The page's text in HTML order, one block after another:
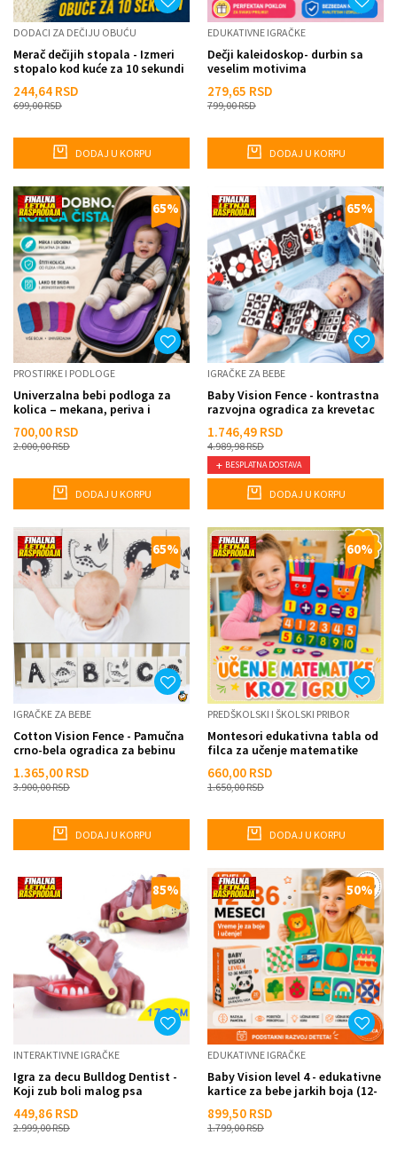
DODACI ZA DEČIJU OBUĆU
Merač dečijih stopala - Izmeri
stopalo kod kuće za 10 sekundi
244,64 RSD
699,00RSD
DODAJ U KORPU
EDUKATIVNE IGRAČKE
Dečji kaleidoskop- durbin sa
veselim motivima
279,65 RSD
799,00RSD
DODAJ U KORPU
65%
PROSTIRKE I PODLOGE
Univerzalna bebi podloga za
kolica – mekana, periva i
700,00 RSD
2.000,00RSD
DODAJ U KORPU
65%
IGRAČKE ZA BEBE
Baby Vision Fence - kontrastna
razvojna ogradica za krevetac
1.746,49 RSD
4.989,98RSD
BESPLATNA DOSTAVA
DODAJ U KORPU
65%
IGRAČKE ZA BEBE
Cotton Vision Fence - Pamučna
crno-bela ogradica za bebinu
1.365,00 RSD
3.900,00RSD
DODAJ U KORPU
60%
PREDŠKOLSKI I ŠKOLSKI PRIBOR
Montesori edukativna tabla od
filca za učenje matematike
660,00 RSD
1.650,00RSD
DODAJ U KORPU
85%
INTERAKTIVNE IGRAČKE
Igra za decu Bulldog Dentist -
Koji zub boli malog psa
449,86 RSD
2.999,00RSD
50%
EDUKATIVNE IGRAČKE
Baby Vision level 4 - edukativne
kartice za bebe jarkih boja (12-
899,50 RSD
1.799,00RSD